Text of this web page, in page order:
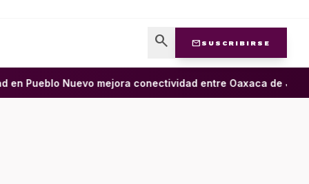
search mail SUSCRIBIRSE
Pueblo Nuevo mejora conectividad entre Oaxaca de Juárez